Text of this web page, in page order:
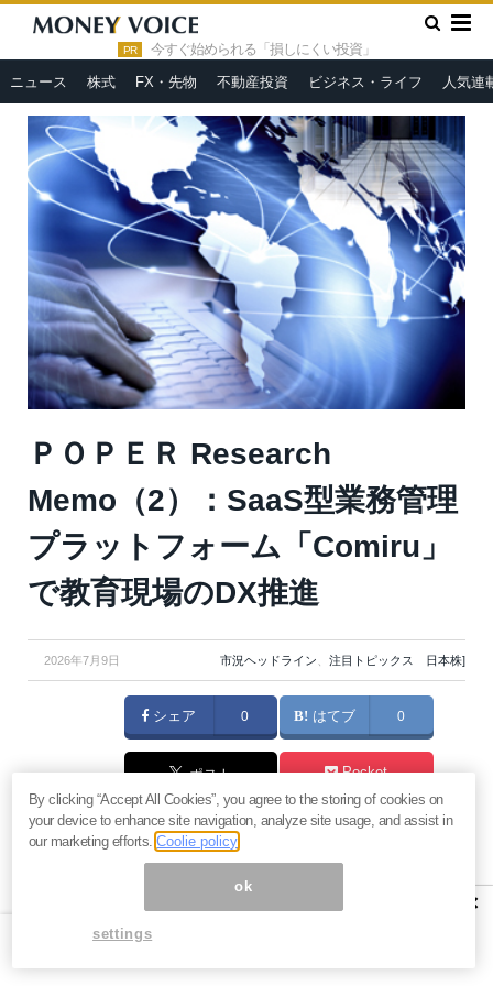
PR 今すぐ始められる「損しにくい投資」
ニュース 株式 FX・先物 不動産投資 ビジネス・ライフ 人気連
HOME » 市況ヘッドライン
Memo（2）：SaaS型業務管理プラットフォーム「Comiru」で教育
ＰＯＰＥＲ Research
Memo（2）：SaaS型業務管理
プラットフォーム「Comiru」
で教育現場のDX推進
2026年7月9日 市況ヘッドライン、 注目トピックス 日本株]
シェア 0 はてブ 0
ポスト Pocket
マネーボイス 必読の記事
急騰後に急落「パワーエックス」株は買いか？蓄電池銘柄の
過去最高益「サンリオ」は買いか？決算で見えた“強い事
業”と“脆い統治”の同居
村田製作所なぜ株価3.8倍急騰？AIデータセンター需要の期待
×
By clicking “Accept All Cookies”, you agree to the storing of cookies on
your device to enhance site navigation, analyze site usage, and assist in
our marketing efforts.Coolie policy
ok
settings